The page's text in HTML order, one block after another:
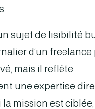
un sujet de lisibilité
d’un freelance
mais il reflète
une expertise
la mission est